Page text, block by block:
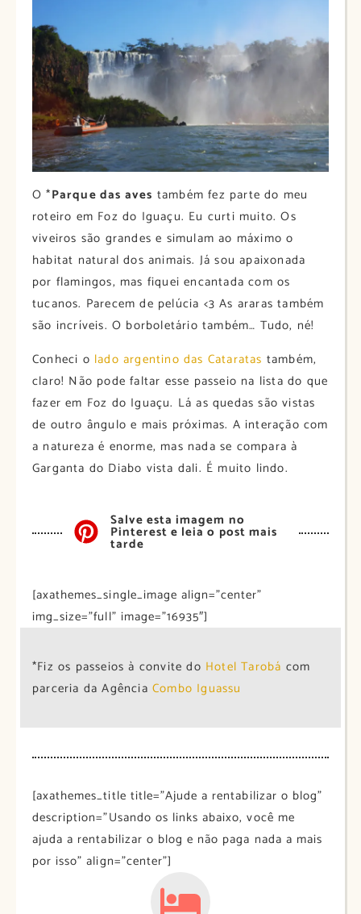
O *Parque das aves também fez parte do meu
roteiro em Foz do Iguaçu. Eu curti muito. Os
viveiros são grandes e simulam ao máximo o
habitat natural dos animais. Já sou apaixonada
por flamingos, mas fiquei encantada com os
tucanos. Parecem de pelúcia <3 As araras também
são incríveis. O borboletário também… Tudo, né!
Conheci o lado argentino das Cataratas também,
claro! Não pode faltar esse passeio na lista do que
fazer em Foz do Iguaçu. Lá as quedas são vistas
de outro ângulo e mais próximas. A interação com
a natureza é enorme, mas nada se compara à
Garganta do Diabo vista dali. É muito lindo.
Salve esta imagem no
Pinterest e leia o post mais
tarde
[axathemes_single_image align=”center”
img_size=”full” image=”16935″]
*Fiz os passeios à convite do Hotel Tarobá com
parceria da Agência Combo Iguassu
[axathemes_title title=”Ajude a rentabilizar o blog”
description=”Usando os links abaixo, você me
ajuda a rentabilizar o blog e não paga nada a mais
por isso” align=”center”]